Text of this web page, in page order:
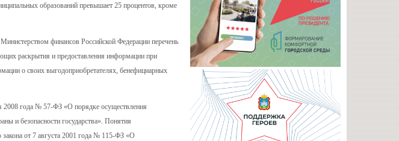
образований превышает 25 процентов, кроме
финансов Российской Федерации перечень
раскрытия и предоставления информации при
о своих выгодоприобретателях, бенефициарных
2008 года № 57-ФЗ «О порядке осуществления
и безопасности государства». Понятия
закона от 7 августа 2001 года № 115-ФЗ «О